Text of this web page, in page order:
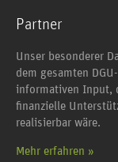
Partner
Unser besonderer
dem gesamten
informativen Input,
finanzielle
realisierbar wäre.
Mehr erfahren »